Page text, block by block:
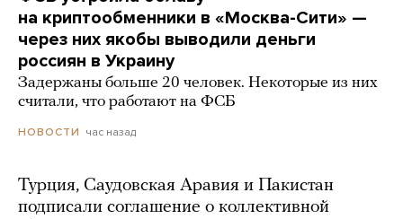
на криптообменники в «Москва-Сити» —
через них якобы выводили деньги
россиян в Украину
Задержаны больше 20 человек. Некоторые из них
считали, что работают на ФСБ
НОВОСТИ час назад
Турция, Саудовская Аравия и Пакистан
подписали соглашение о коллективной